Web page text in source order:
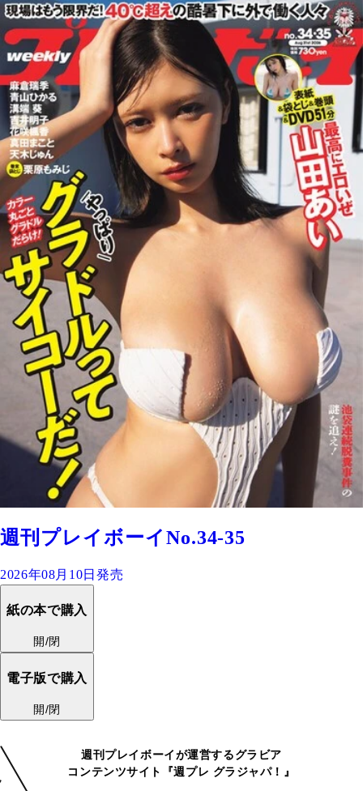
週刊プレイボーイNo.34-35
2026年08月10日発売
紙の本で購入
開/閉
電子版で購入
開/閉
週刊プレイボーイが運営するグラビア
コンテンツサイト『週プレ グラジャパ！』